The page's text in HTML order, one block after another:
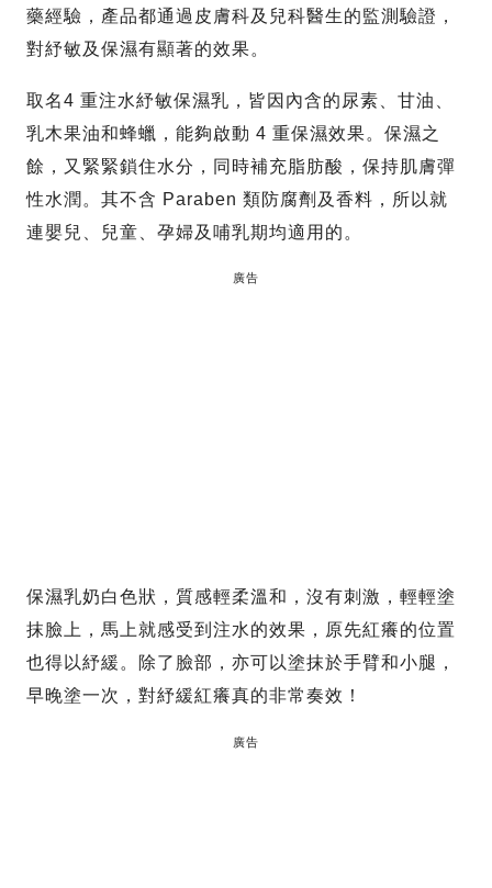
藥經驗，產品都通過皮膚科及兒科醫生的監測驗證，
對紓敏及保濕有顯著的效果。
取名4 重注水紓敏保濕乳，皆因內含的尿素、甘油、
乳木果油和蜂蠟，能夠啟動 4 重保濕效果。保濕之
餘，又緊緊鎖住水分，同時補充脂肪酸，保持肌膚彈
性水潤。其不含 Paraben 類防腐劑及香料，所以就
連嬰兒、兒童、孕婦及哺乳期均適用的。
廣告
保濕乳奶白色狀，質感輕柔溫和，沒有刺激，輕輕塗
抹臉上，馬上就感受到注水的效果，原先紅癢的位置
也得以紓緩。除了臉部，亦可以塗抹於手臂和小腿，
早晚塗一次，對紓緩紅癢真的非常奏效！
廣告